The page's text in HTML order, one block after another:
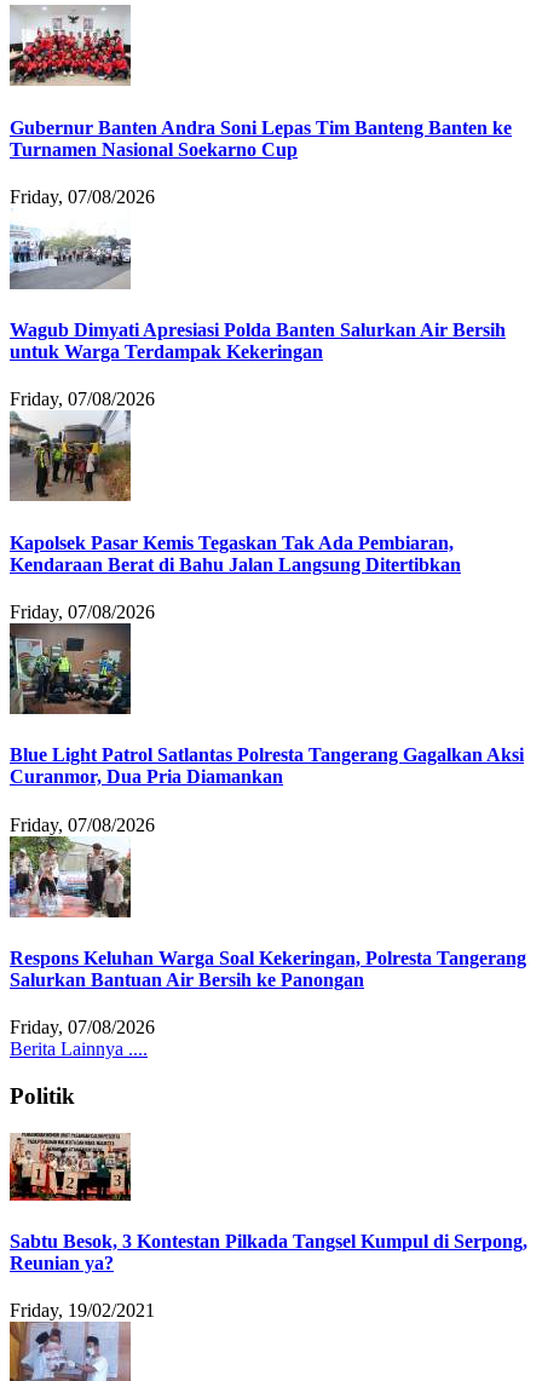
Gubernur Banten Andra Soni Lepas Tim Banteng Banten ke
Turnamen Nasional Soekarno Cup
Friday, 07/08/2026
Wagub Dimyati Apresiasi Polda Banten Salurkan Air Bersih
untuk Warga Terdampak Kekeringan
Friday, 07/08/2026
Kapolsek Pasar Kemis Tegaskan Tak Ada Pembiaran,
Kendaraan Berat di Bahu Jalan Langsung Ditertibkan
Friday, 07/08/2026
Blue Light Patrol Satlantas Polresta Tangerang Gagalkan Aksi
Curanmor, Dua Pria Diamankan
Friday, 07/08/2026
Respons Keluhan Warga Soal Kekeringan, Polresta Tangerang
Salurkan Bantuan Air Bersih ke Panongan
Friday, 07/08/2026
Berita Lainnya ....
Politik
Sabtu Besok, 3 Kontestan Pilkada Tangsel Kumpul di Serpong,
Reunian ya?
Friday, 19/02/2021